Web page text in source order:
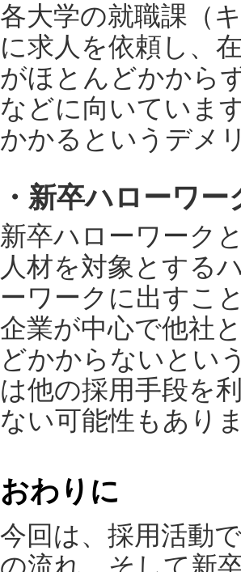
各大学の就職課（
に求人を依頼し、
がほとんどかから
などに向いていま
かかるというデメ
・新卒ハローワ
新卒ハローワーク
人材を対象とする
ーワークに出すこ
企業が中心で他社
どかからないとい
は他の採用手段を
ない可能性もありま
おわりに
今回は、採用活動
の流れ、そして新